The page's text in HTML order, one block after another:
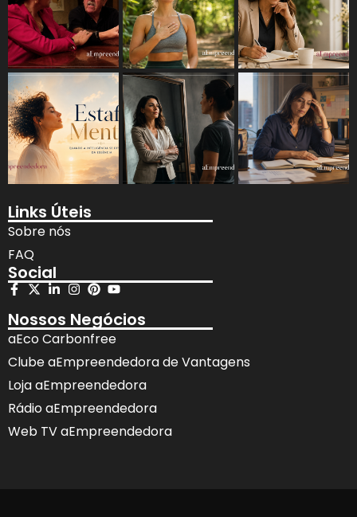
Links Úteis
Sobre nós
FAQ
Social
Nossos Negócios
aEco Carbonfree
Clube aEmpreendedora de Vantagens
Loja aEmpreendedora
Rádio aEmpreendedora
Web TV aEmpreendedora